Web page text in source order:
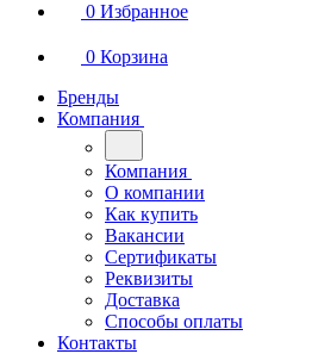
0 Избранное
0 Корзина
Бренды
Компания
Компания
О компании
Как купить
Вакансии
Сертификаты
Реквизиты
Доставка
Способы оплаты
Контакты